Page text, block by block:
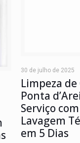
30 de julho de 2025
Limpeza
Ponta
Serviço
Lavagem
em 5 Dias